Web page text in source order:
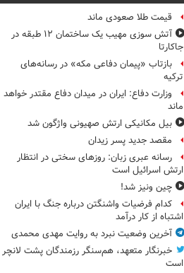
قیمت طلا صعودی ماند
آتش سوزی مهیب یک ساختمان ۱۲ طبقه در
جاکارتا
بازتاب «پیمان دفاعی مکه» در رسانه‌های
ترکیه
وزارت دفاع: ایران در میدان دفاع مقتدر خواهد
ماند
بیل مکانیکی ارتش صهیونی واژگون شد
مقصد جدید پسر زیدان
رسانه عبری زبان: روزهای سختی در انتظار
ارتش اسرائیل است
چین ونیز شد!
کدام فرضیات واشنگتن درباره جنگ با ایران
اشتباه از کار درآمد
آخرین وضعیت نبرد به روایت مهدی محمدی
خبرنگار متعهد، هم‌سنگر رزمندگان پشت لانچر
است